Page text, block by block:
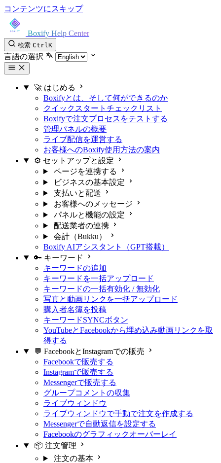
コンテンツにスキップ
Boxify Help Center
検索 CtrlK
言語の選択
🚀 はじめる
Boxifyとは、そして何ができるのか
クイックスタートチェックリスト
Boxifyで注文プロセスをテストする
管理パネルの概要
ライブ配信を運営する
お客様へのBoxify使用方法の案内
⚙️ セットアップと設定
ページを連携する
ビジネスの基本設定
支払いと配送
お客様へのメッセージ
パネルと機能の設定
配送業者の連携
会計（Bukku）
Boxify AIアシスタント（GPT搭載）
🔑 キーワード
キーワードの追加
キーワードを一括アップロード
キーワードの一括有効化 / 無効化
写真と動画リンクを一括アップロード
購入者名簿を投稿
キーワードSYNCボタン
YouTubeとFacebookから埋め込み動画リンクを取
得する
💬 FacebookとInstagramでの販売
Facebookで販売する
Instagramで販売する
Messengerで販売する
グループコメントの収集
ライブウィンドウ
ライブウィンドウで手動で注文を作成する
Messengerで自動返信を設定する
Facebookのグラフィックオーバーレイ
📦 注文管理
注文の基本